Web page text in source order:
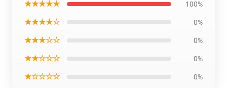
★★★★★ 100%
★★★★☆ 0%
★★★☆☆ 0%
★★☆☆☆ 0%
★☆☆☆☆ 0%